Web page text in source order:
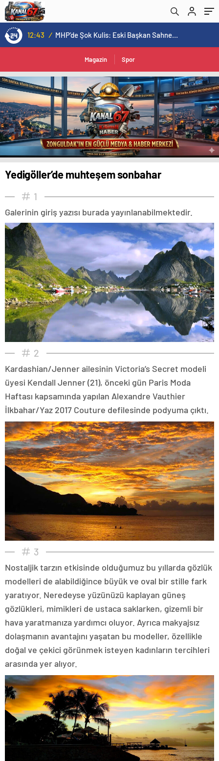
12:43 / MHP’de Şok Kulis: Eski Başkan Sahnede! Korkmaz Yol Vermiyor
Magazin Spor
Yedigöller’de muhteşem sonbahar
1
Galerinin giriş yazısı burada yayınlanabilmektedir.
2
Kardashian/Jenner ailesinin Victoria’s Secret modeli
üyesi Kendall Jenner (21), önceki gün Paris Moda
Haftası kapsamında yapılan Alexandre Vauthier
İlkbahar/Yaz 2017 Couture defilesinde podyuma çıktı.
3
Nostaljik tarzın etkisinde olduğumuz bu yıllarda gözlük
modelleri de alabildiğince büyük ve oval bir stille fark
yaratıyor. Neredeyse yüzünüzü kaplayan güneş
gözlükleri, mimikleri de ustaca saklarken, gizemli bir
hava yaratmanıza yardımcı oluyor. Ayrıca makyajsız
dolaşmanın avantajını yaşatan bu modeller, özellikle
doğal ve çekici görünmek isteyen kadınların tercihleri
arasında yer alıyor.